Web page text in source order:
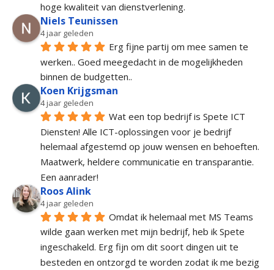
hoge kwaliteit van dienstverlening.
Niels Teunissen
4 jaar geleden
Erg fijne partij om mee samen te
werken.. Goed meegedacht in de mogelijkheden
binnen de budgetten..
Koen Krijgsman
4 jaar geleden
Wat een top bedrijf is Spete ICT
Diensten! Alle ICT-oplossingen voor je bedrijf
helemaal afgestemd op jouw wensen en behoeften.
Maatwerk, heldere communicatie en transparantie.
Een aanrader!
Roos Alink
4 jaar geleden
Omdat ik helemaal met MS Teams
wilde gaan werken met mijn bedrijf, heb ik Spete
ingeschakeld. Erg fijn om dit soort dingen uit te
besteden en ontzorgd te worden zodat ik me bezig